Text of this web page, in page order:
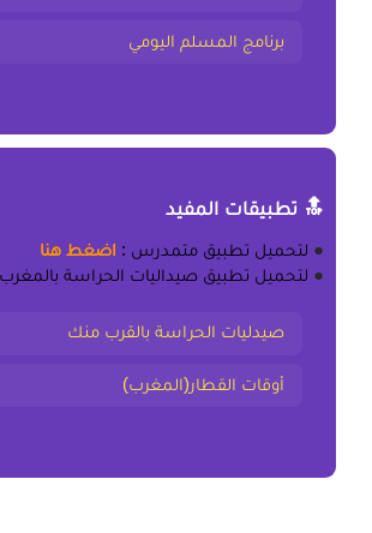
برنامج المسلم اليومي
🔝 تطبيقات المفيد
●لتحميل تطبيق متمدرس: اضغط هنا
●لتحميل تطبيق صيداليات الحراسة بالمغرب
صيدليات الحراسة بالقرب منك
أوقات القطار(المغرب)